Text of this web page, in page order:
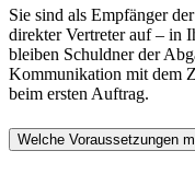
Sie sind als Empfänger
direkter Vertreter auf – in
bleiben Schuldner der
Kommunikation mit dem
beim ersten Auftrag.
Welche Voraussetzungen